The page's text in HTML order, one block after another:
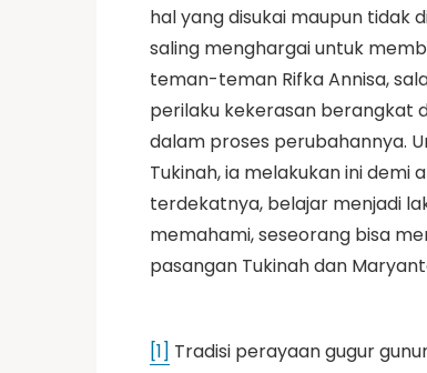
hal yang disukai maupun tidak
saling menghargai untuk
teman-teman Rifka Annisa,
perilaku kekerasan berangkat
dalam proses perubahannya.
Tukinah, ia melakukan ini
terdekatnya, belajar menjadi
memahami, seseorang bisa
pasangan Tukinah dan
[1] Tradisi perayaan gugur